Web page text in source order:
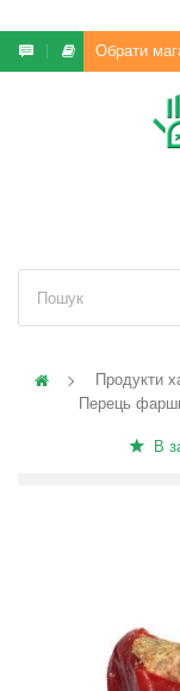
Обрати
Продукти
Перець
В